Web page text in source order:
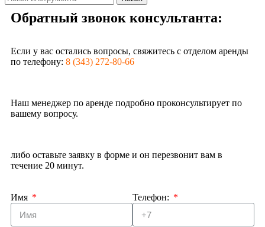
Обратный звонок консультанта:
Если у вас остались вопросы, свяжитесь с отделом аренды
по телефону: 8 (343) 272-80-66
Наш менеджер по аренде подробно проконсультирует по
вашему вопросу.
либо оставьте заявку в форме и он перезвонит вам в
течение 20 минут.
Имя Телефон: